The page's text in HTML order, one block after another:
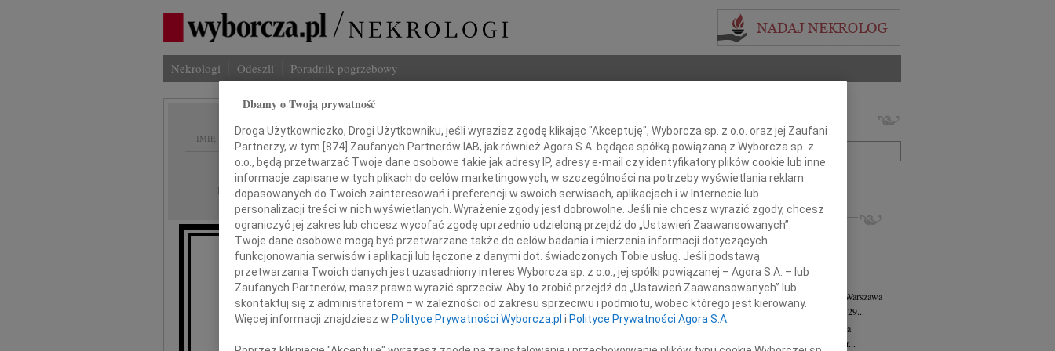
Nekrologi Odeszli Poradnik pogrzebowy
IMIĘ I NAZWISKO:
REGION: Warszawa
DATA EMISJI: 31.03.2010
Pani
Annie Ciskiej
Imię i nazwisko lub numer ogłoszenia:
+ szukanie zaawansowane
INNE NEKROLOGI
07.08.2026Warszawa
Dziekanie Wydziału dr hab. Julii Kubisie,...
07.08.2026Warszawa
Naszej kochanej i dzielnej Marylce Butruk...
Jacek Tadeusz Duniec
Warszawa
Z wielkim żalem przyjęliśmy wiadomość, że 29...
Małgorzata Kościelska
Warszawa
W dniu 3 sierpnia 2026 roku zmarła Profesor...
Dbamy o Twoją prywatność
Droga Użytkowniczko, Drogi Użytkowniku, jeśli wyrazisz zgodę klikając "Akceptuję", Wyborcza sp. z o.o. oraz jej Zaufani
Partnerzy, w tym [874] Zaufanych Partnerów IAB, jak również Agora S.A. będąca spółką powiązaną z Wyborcza sp. z
o.o., będą przetwarzać Twoje dane osobowe takie jak adresy IP, adresy e-mail czy identyfikatory plików cookie lub inne
informacje zapisane w tych plikach do celów marketingowych, w szczególności na potrzeby wyświetlania reklam
dopasowanych do Twoich zainteresowań i preferencji w swoich serwisach, aplikacjach i w Internecie lub
personalizacji treści w nich wyświetlanych. Wyrażenie zgody jest dobrowolne. Jeśli nie chcesz wyrazić zgody, chcesz
ograniczyć jej zakres lub chcesz wycofać zgodę uprzednio udzieloną przejdź do „Ustawień Zaawansowanych”.
Twoje dane osobowe mogą być przetwarzane także do celów badania i mierzenia informacji dotyczących
funkcjonowania serwisów i aplikacji lub łączone z danymi dot. świadczonych Tobie usług. Jeśli podstawą
przetwarzania Twoich danych jest uzasadniony interes Wyborcza sp. z o.o., jej spółki powiązanej – Agora S.A. – lub
Zaufanych Partnerów, masz prawo wyrazić sprzeciw. Aby to zrobić przejdź do „Ustawień Zaawansowanych” lub
skontaktuj się z administratorem – w zależności od zakresu sprzeciwu i podmiotu, wobec którego jest kierowany.
Więcej informacji znajdziesz w Polityce Prywatności Wyborcza.pl i Polityce Prywatności Agora S.A.